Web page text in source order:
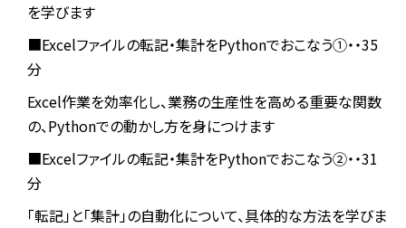
を学びます
■Excelファイルの転記・集計をPythonでおこなう①・・35
分
Excel作業を効率化し、業務の生産性を高める重要な関数
の、Pythonでの動かし方を身につけます
■Excelファイルの転記・集計をPythonでおこなう②・・31
分
「転記」と「集計」の自動化について、具体的な方法を学びま